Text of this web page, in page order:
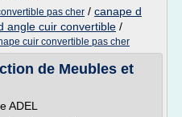
pas cher / canape d
angle cuir convertible /
cuir convertible pas cher
de Meubles et
ADEL